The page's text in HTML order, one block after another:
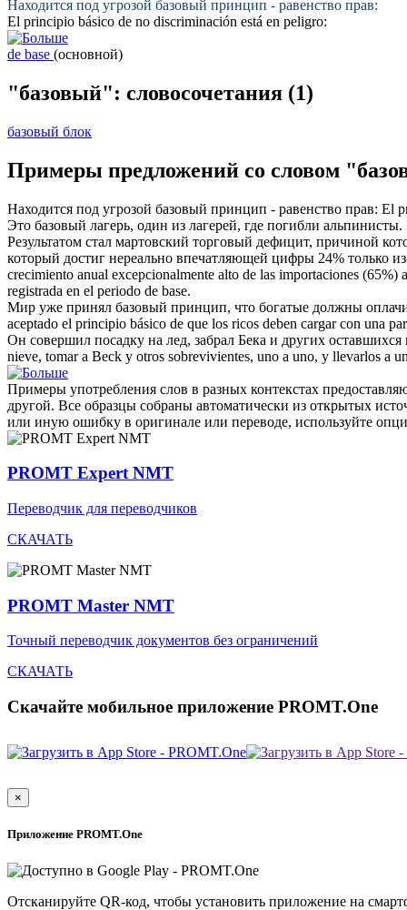
Находится под угрозой базовый принцип - равенство прав:
El principio básico de no discriminación está en peligro:
de base (основной)
"базовый": словосочетания (1)
базовый блок
Примеры предложений со словом
Находится под угрозой базовый принцип - равенство прав: El
Это базовый лагерь, один из лагерей, где погибли альпинисты.
Результатом стал мартовский торговый дефицит, причиной
который достиг нереально впечатляющей цифры 24% только
crecimiento anual excepcionalmente alto de las importaciones
registrada en el periodo de base.
Мир уже принял базовый принцип, что богатые должны
aceptado el principio básico de que los ricos deben cargar con una
Он совершил посадку на лед, забрал Бека и других
nieve, tomar a Beck y otros sobrevivientes, uno a uno, y llevarlos a
Примеры употребления слов в разных контекстах
другой. Все образцы собраны автоматически из открытых
или иную ошибку в оригинале или переводе, используйте
PROMT Expert NMT
Переводчик для переводчиков
СКАЧАТЬ
PROMT Master NMT
Точный переводчик документов без ограничений
СКАЧАТЬ
Скачайте мобильное приложение PROMT.One
×
Приложение PROMT.One
Отсканируйте QR-код, чтобы установить приложение на